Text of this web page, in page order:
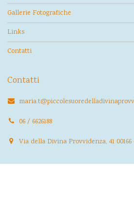
Gallerie Fotografiche
Links
Contatti
Contatti
06 / 6626188
Via della Divina Provvidenza, 41 00166